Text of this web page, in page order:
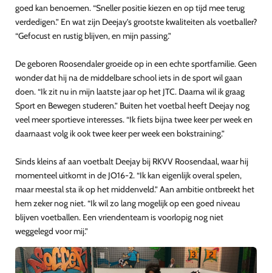
goed kan benoemen. “Sneller positie kiezen en op tijd mee terug
verdedigen.” En wat zijn Deejay’s grootste kwaliteiten als voetballer?
“Gefocust en rustig blijven, en mijn passing.”
De geboren Roosendaler groeide op in een echte sportfamilie. Geen
wonder dat hij na de middelbare school iets in de sport wil gaan
doen. “Ik zit nu in mijn laatste jaar op het JTC. Daarna wil ik graag
Sport en Bewegen studeren.” Buiten het voetbal heeft Deejay nog
veel meer sportieve interesses. “Ik fiets bijna twee keer per week en
daarnaast volg ik ook twee keer per week een bokstraining.”
Sinds kleins af aan voetbalt Deejay bij RKVV Roosendaal, waar hij
momenteel uitkomt in de JO16-2. “Ik kan eigenlijk overal spelen,
maar meestal sta ik op het middenveld.” Aan ambitie ontbreekt het
hem zeker nog niet. “Ik wil zo lang mogelijk op een goed niveau
blijven voetballen. Een vriendenteam is voorlopig nog niet
weggelegd voor mij.”